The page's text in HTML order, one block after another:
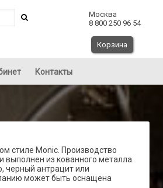
Москва
8 800 250 96 54
Корзина
Контакты
стиле Monic. Производство
выполнен из кованного металла.
черный антрацит или
может быть оснащена